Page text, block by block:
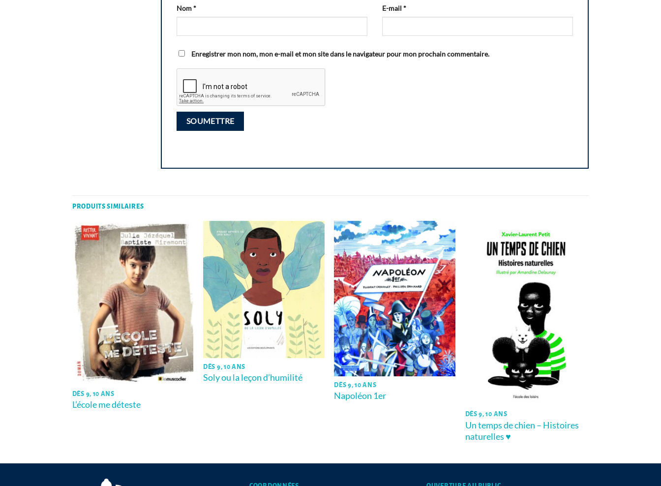
Nom* E-mail *
Enregistrer mon nom, mon e-mail et mon site dans le navigateur pour mon prochain commentaire.
PRODUITS SIMILAIRES
DÈS 9, 10 ANS
L’école me déteste
DÈS 9, 10 ANS
Soly ou la leçon d’humilité
DÈS 9, 10 ANS
Napoléon 1er
DÈS 9, 10 ANS
Un temps de chien – Histoires
naturelles ♥